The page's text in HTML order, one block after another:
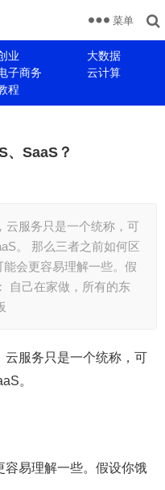
业
大数据
子商务
云计算
程
菜单
、SaaS？
云服务只是一个统称，可
。 那么三者之前如何区
会更容易理解一些。假
自己在家做，所有的东
云服务只是一个统称，可
。
容易理解一些。假设你饿